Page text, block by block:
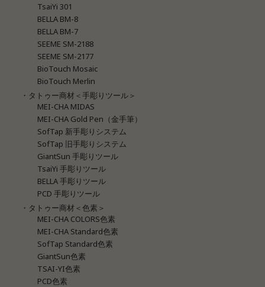
TsaiYi 301
BELLA BM-8
BELLA BM-7
SEEME SM-2188
SEEME SM-2177
BioTouch Mosaic
BioTouch Merlin
・タトゥー商材＜手彫りツール＞
MEI-CHA MIDAS
MEI-CHA Gold Pen（金手筆）
SofTap 新手彫りシステム
SofTap 旧手彫りシステム
GiantSun 手彫りツール
TsaiYi 手彫りツール
BELLA 手彫りツール
PCD 手彫りツール
・タトゥー商材＜色素＞
MEI-CHA COLORS色素
MEI-CHA Standard色素
SofTap Standard色素
GiantSun色素
TSAI-YI色素
PCD色素